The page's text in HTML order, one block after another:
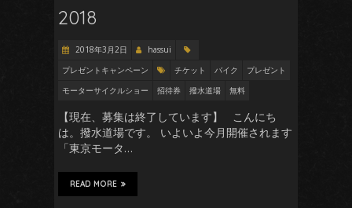
2018
2018年3月2日
hassui
プレゼントキャンペーン
チケット バイク
プレゼント
モーターサイクルショー
招待券 撥水道場 無料
【現在、募集は終了しています】 こんにち
は。撥水道場です。 いよいよ今月開催されます
「東京モータ…
READ MORE